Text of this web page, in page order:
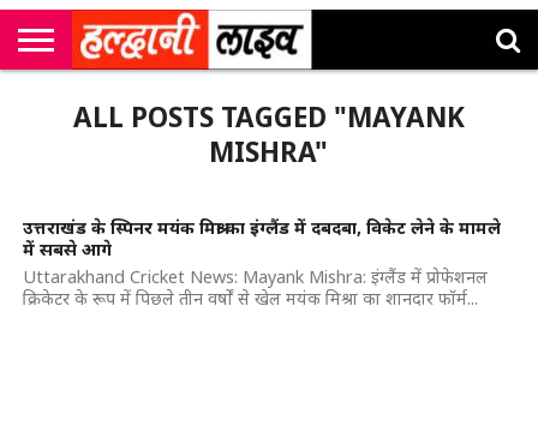
कॉर्नर
उत्तराखंड
मनोरंजन
सम्पादकीय
अलर्ट्सALL POSTS TAGGED "MAYANK
MISHRA"
उत्तराखंड के स्पिनर मयंक मिश्रा का इंग्लैंड में दबदबा, विकेट लेने के मामले
में सबसे आगे
Uttarakhand Cricket News: Mayank Mishra: इंग्लैंड में प्रोफेशनल
क्रिकेटर के रूप में पिछले तीन वर्षों से खेल मयंक मिश्रा का शानदार फॉर्म...